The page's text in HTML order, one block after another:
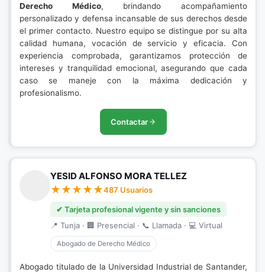
Derecho Médico, brindando acompañamiento
personalizado y defensa incansable de sus derechos desde
el primer contacto. Nuestro equipo se distingue por su alta
calidad humana, vocación de servicio y eficacia. Con
experiencia comprobada, garantizamos protección de
intereses y tranquilidad emocional, asegurando que cada
caso se maneje con la máxima dedicación y
profesionalismo.
Contactar
YESID ALFONSO MORA TELLEZ
487 Usuarios
✔ Tarjeta profesional vigente y sin sanciones
📍 Tunja · 🏢 Presencial · 📞 Llamada · 💻 Virtual
Abogado de Derecho Médico
Abogado titulado de la Universidad Industrial de Santander,